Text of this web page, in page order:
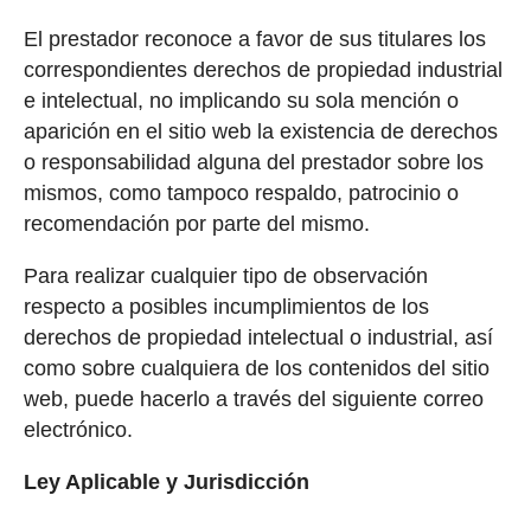
El prestador reconoce a favor de sus titulares los
correspondientes derechos de propiedad industrial
e intelectual, no implicando su sola mención o
aparición en el sitio web la existencia de derechos
o responsabilidad alguna del prestador sobre los
mismos, como tampoco respaldo, patrocinio o
recomendación por parte del mismo.
Para realizar cualquier tipo de observación
respecto a posibles incumplimientos de los
derechos de propiedad intelectual o industrial, así
como sobre cualquiera de los contenidos del sitio
web, puede hacerlo a través del siguiente correo
electrónico.
Ley Aplicable y Jurisdicción